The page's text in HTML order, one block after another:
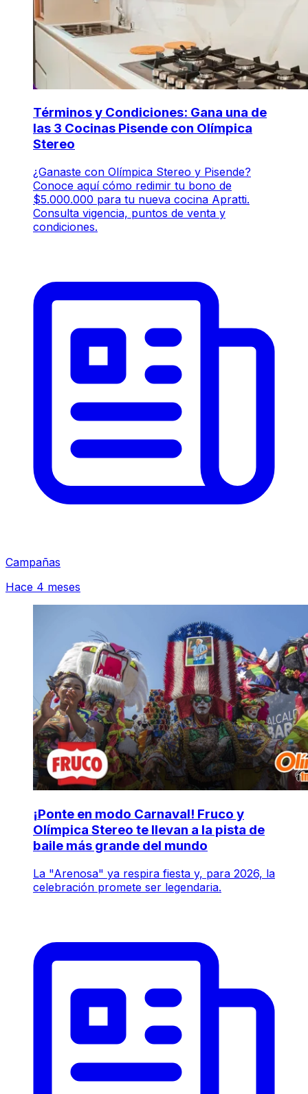
Términos y Condiciones: Gana una de
las 3 Cocinas Pisende con Olímpica
Stereo
¿Ganaste con Olímpica Stereo y Pisende?
Conoce aquí cómo redimir tu bono de
$5.000.000 para tu nueva cocina Apratti.
Consulta vigencia, puntos de venta y
condiciones.
Campañas
Hace 4 meses
¡Ponte en modo Carnaval! Fruco y
Olímpica Stereo te llevan a la pista de
baile más grande del mundo
La "Arenosa" ya respira fiesta y, para 2026, la
celebración promete ser legendaria.